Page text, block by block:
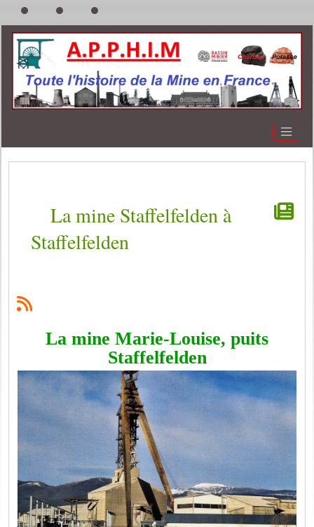
La mine Staffelfelden à
Staffelfelden
La mine Marie-Louise, puits
Staffelfelden